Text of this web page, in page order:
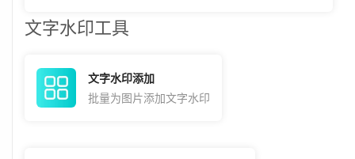
文字水印工具
文字水印添加
批量为图片添加文字水印